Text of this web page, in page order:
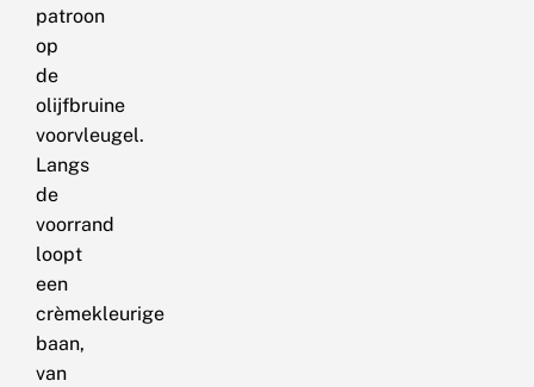
patroon
op
de
olijfbruine
voorvleugel.
Langs
de
voorrand
loopt
een
crèmekleurige
baan,
van